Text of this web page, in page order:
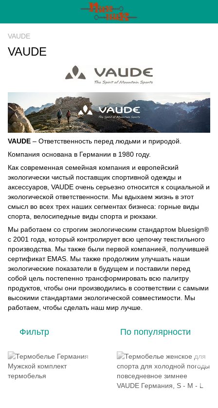
VAUDE
VAUDE
VAUDE – Ответственность перед людьми и природой.
Компания основана в Германии в 1980 году.
Как современная семейная компания и европейский
экологически чистый поставщик спортивной одежды и
аксессуаров, VAUDE очень серьезно относится к социальной и
экологической ответственности. Мы вдыхаем жизнь в этот
смысл во всех трех наших сегментах бизнеса: горные виды
спорта, велосипедные виды спорта и рюкзаки.
Мы работаем со строгим экологическим стандартом bluesign®
с 2001 года, который контролирует всю цепочку текстильного
производства. Мы также были первой компанией, получившей
сертификат EMAS. Мы также продолжим улучшать наши
экологические показатели в будущем и поставили перед
собой цель постепенно трансформировать всю палитру
продуктов, чтобы они производились в соответствии с самыми
высокими стандартами экологической совместимости. Мы
работаем, чтобы сделать наш мир лучше.
Фильтр По популярности